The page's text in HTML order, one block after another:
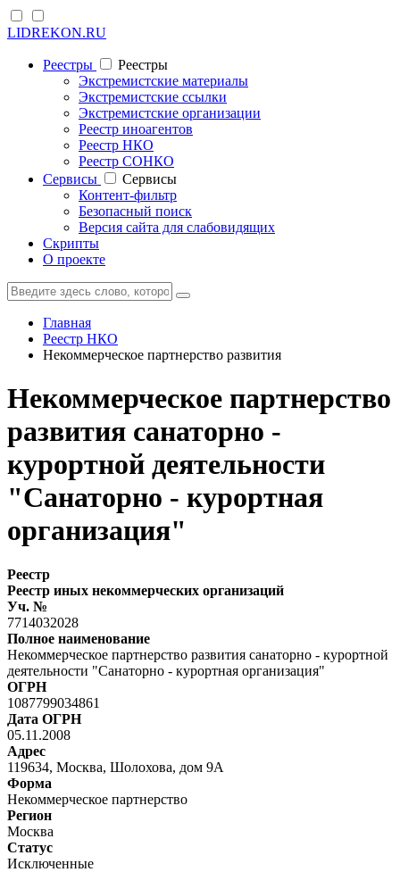
LIDREKON.RU
Реестры
Реестры
Экстремистские материалы
Экстремистские ссылки
Экстремистские организации
Реестр иноагентов
Реестр НКО
Реестр СОНКО
Cервисы
Cервисы
Контент-фильтр
Безопасный поиск
Версия сайта для слабовидящих
Скрипты
О проекте
Главная
Реестр НКО
Некоммерческое партнерство развития
Некоммерческое партнерство
развития санаторно -
курортной деятельности
"Санаторно - курортная
организация"
Реестр
Реестр иных некоммерческих организаций
Уч. №
7714032028
Полное наименование
Некоммерческое партнерство развития санаторно - курортной
деятельности "Санаторно - курортная организация"
ОГРН
1087799034861
Дата ОГРН
05.11.2008
Адрес
119634, Москва, Шолохова, дом 9А
Форма
Некоммерческое партнерство
Регион
Москва
Статус
Исключенные